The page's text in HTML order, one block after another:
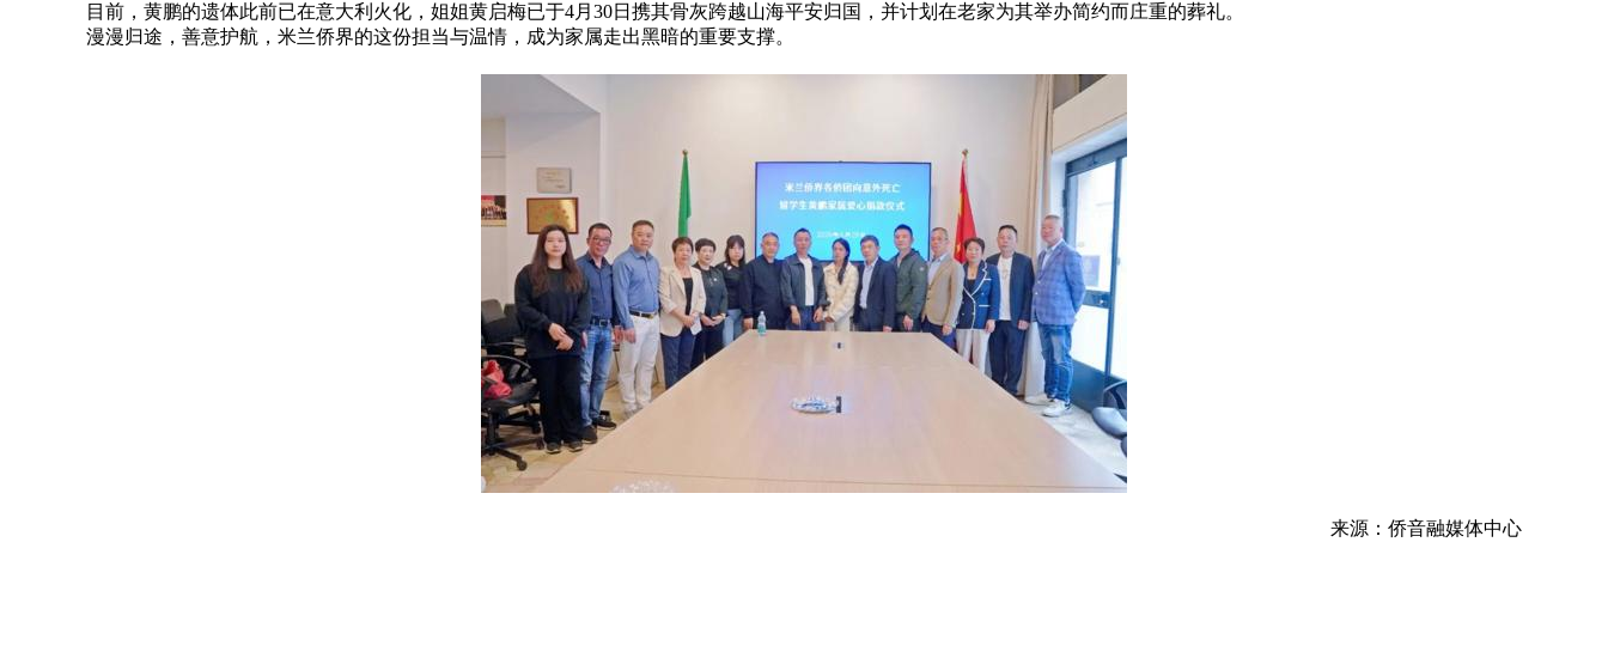
目前，黄鹏的遗体此前已在意大利火化，姐姐黄启梅已于4月30日携其骨灰跨越山海平安归国，并计划在老家为其举办简约而庄重的葬礼。
漫漫归途，善意护航，米兰侨界的这份担当与温情，成为家属走出黑暗的重要支撑。
来源：侨音融媒体中心